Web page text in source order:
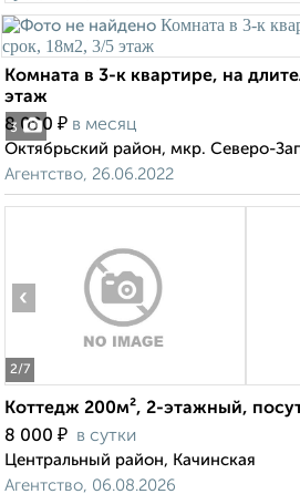
3
Комната в 3-к квартире, на
этаж
8 000 ₽ в месяц
Октябрьский район, мкр. Северо-
Агентство, 26.06.2022
2/7
‹
Коттедж 200м², 2-этажный,
8 000 ₽ в сутки
Центральный район, Качинская
Агентство, 06.08.2026